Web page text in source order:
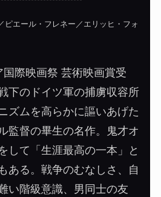
ピエール・フレネー／エリッヒ・フォ
際映画祭 芸術映画賞受
下のドイツ軍の捕虜収容所
ズムを高らかに謳いあげた
監督の畢生の名作。鬼才オ
して「生涯最高の一本」と
ある。戦争のむなしさ、自
い階級意識、男同士の友